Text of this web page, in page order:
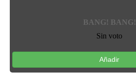
BANG! BANG!
Sin voto
Añadir